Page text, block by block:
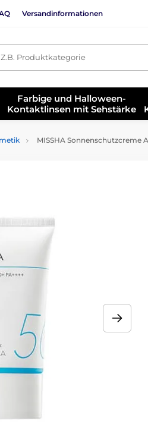
Versandinformationen
Z.B. Produktkategorie
Farbige und Halloween-
Kontaktlinsen mit Sehstärke
MISSHA Sonnenschutzcreme